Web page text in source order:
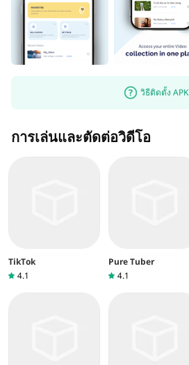
วิธีติดตั้ง APK
การเล่นและตัดต่อวิดีโอ
TikTok
4.1
Pure Tuber
4.1